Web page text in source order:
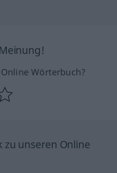
Wörterbuch?
zu unseren Online